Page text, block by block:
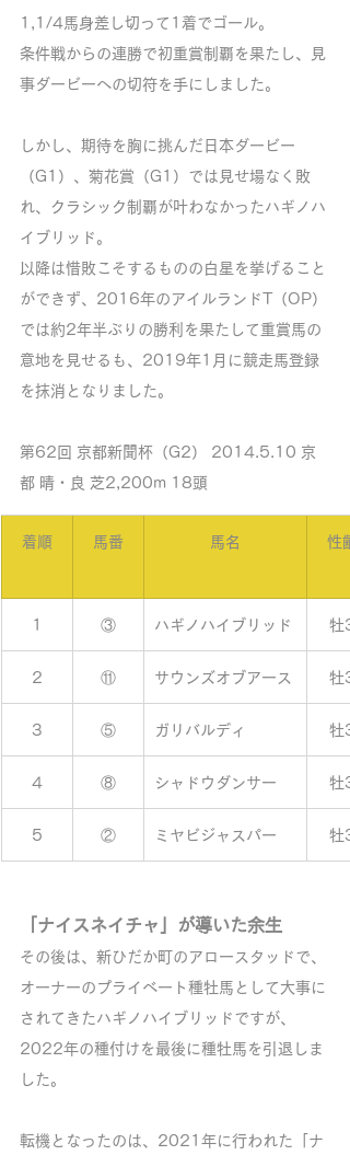
1,1/4馬身差し切って1着でゴール。
条件戦からの連勝で初重賞制覇を果たし、見
事ダービーへの切符を手にしました。
しかし、期待を胸に挑んだ日本ダービー
（G1）、菊花賞（G1）では見せ場なく敗
れ、クラシック制覇が叶わなかったハギノハ
イブリッド。
以降は惜敗こそするものの白星を挙げること
ができず、2016年のアイルランドT（OP）
では約2年半ぶりの勝利を果たして重賞馬の
意地を見せるも、2019年1月に競走馬登録
を抹消となりました。
第62回 京都新聞杯（G2） 2014.5.10 京
都 晴・良 芝2,200m 18頭
着順 馬番 馬名 性齢
1 ③ ハギノハイブリッド 牡3
2 ⑪ サウンズオブアース 牡3
3 ⑤ ガリバルディ 牡3
4 ⑧ シャドウダンサー 牡3
5 ② ミヤビジャスパー 牡3
「ナイスネイチャ」が導いた余生
その後は、新ひだか町のアロースタッドで、
オーナーのプライベート種牡馬として大事に
されてきたハギノハイブリッドですが、
2022年の種付けを最後に種牡馬を引退しま
した。
転機となったのは、2021年に行われた「ナ